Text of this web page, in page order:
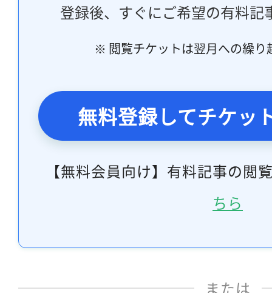
登録後、すぐにご希望の有料記
※ 閲覧チケットは翌月への繰り
無料登録してチケッ
【無料会員向け】有料記事の閲
ちら
または